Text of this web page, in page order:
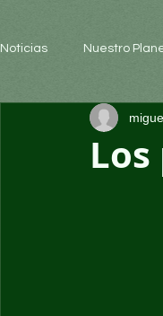
Noticias Nuestro
Arte y cultura